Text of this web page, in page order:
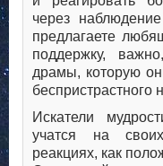
через
предлагаете
поддержку,
драмы, которую
беспристрастного
Искатели
учатся на
реакциях, как